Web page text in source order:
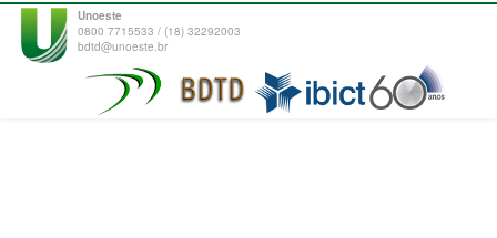
Unoeste
0800 7715533 / (18) 32292003
bdtd@unoeste.br